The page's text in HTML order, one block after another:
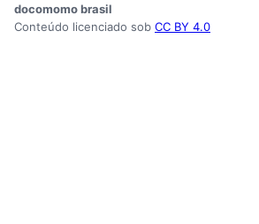
docomomo brasil
Conteúdo licenciado sob CC BY 4.0